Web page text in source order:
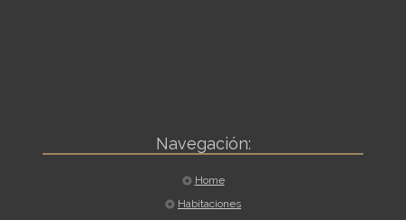
Navegación:
Home
Habitaciones